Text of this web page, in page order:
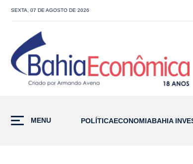
SEXTA, 07 DE AGOSTO DE 2026
MENU POLÍTICAECONOMIABAHIA